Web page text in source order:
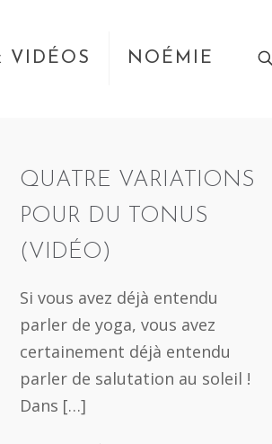
VIDÉOS NOÉMIE
QUATRE VARIATIONS
POUR DU TONUS
(VIDÉO)
Si vous avez déjà entendu
parler de yoga, vous avez
certainement déjà entendu
parler de salutation au soleil !
Dans […]